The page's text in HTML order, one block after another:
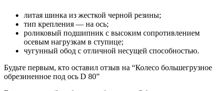
литая шинка из жесткой черной резины;
тип крепления — на ось;
роликовый подшипник с высоким сопротивлением
осевым нагрузкам в ступице;
чугунный обод с отличной несущей способностью.
Будьте первым, кто оставил отзыв на “Колесо большегрузное
обрезиненное под ось D 80”